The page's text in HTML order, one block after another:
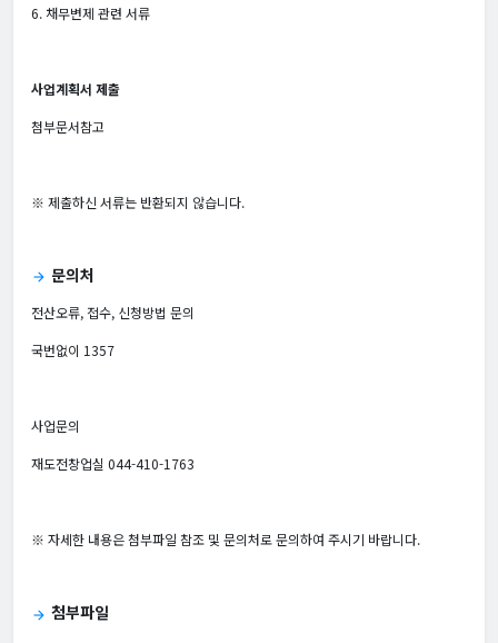
6. 채무변제 관련 서류
사업계획서 제출
첨부문서참고
※ 제출하신 서류는 반환되지 않습니다.
arrow_forward 문의처
전산오류, 접수, 신청방법 문의
국번없이 1357
사업문의
재도전창업실 044-410-1763
※ 자세한 내용은 첨부파일 참조 및 문의처로 문의하여 주시기 바랍니다.
arrow_forward 첨부파일